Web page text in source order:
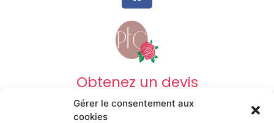
Gérer le consentement aux
cookies
Obtenez un devis
DEVIS OBSÈQUES